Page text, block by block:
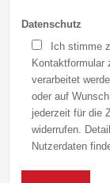
Datenschutz
Ich stimme
Kontaktformular
verarbeitet
oder auf
jederzeit für die
widerrufen.
Nutzerdaten